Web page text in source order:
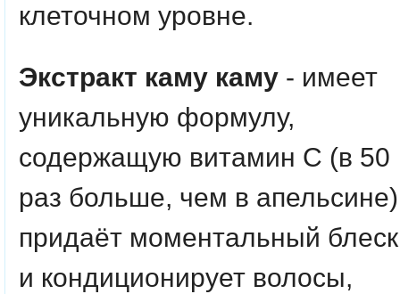
клеточном уровне.
Экстракт каму каму - имеет
уникальную формулу,
содержащую витамин С (в 50
раз больше, чем в
придаёт моментальный блеск
и кондиционирует волосы,